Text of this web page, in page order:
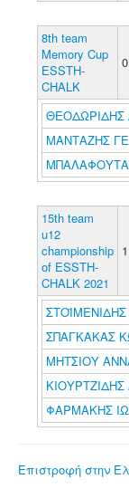
8th team
Memory Cup
ESSTH-
CHALK
ΘΕΟΔΩΡΙΔΗΣ
ΜΑΝΤΑΖΗΣ
15th team
u12
championship
of ESSTH-
CHALK 2021
ΣΠΑΓΚΑΚΑΣ
ΜΗΤΣΙΟΥ
ΦΑΡΜΑΚΗΣ
Επιστροφή στην